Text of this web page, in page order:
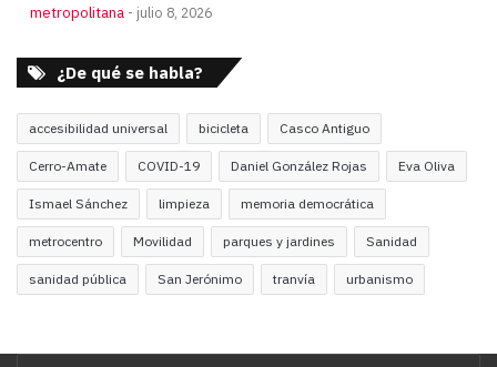
metropolitana
julio 8, 2026
¿De qué se habla?
accesibilidad universal bicicleta Casco Antiguo
Cerro-Amate COVID-19 Daniel González Rojas Eva Oliva
Ismael Sánchez limpieza memoria democrática
metrocentro Movilidad parques y jardines Sanidad
sanidad pública San Jerónimo tranvía urbanismo